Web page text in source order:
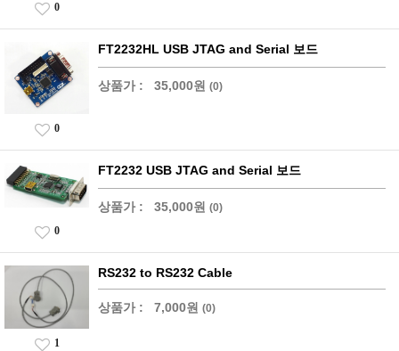
0
FT2232HL USB JTAG and Serial 보드
상품가 : 35,000원 (0)
0
FT2232 USB JTAG and Serial 보드
상품가 : 35,000원 (0)
0
RS232 to RS232 Cable
상품가 : 7,000원 (0)
1